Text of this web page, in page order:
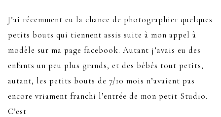
J’ai récemment eu la chance de photographier quelques
petits bouts qui tiennent assis suite à mon appel à
modèle sur ma page facebook. Autant j’avais eu des
enfants un peu plus grands, et des bébés tout petits,
autant, les petits bouts de 7/10 mois n’avaient pas
encore vriament franchi l’entrée de mon petit Studio.
C’est